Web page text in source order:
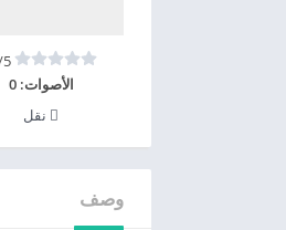
الأصوات:0
نقل
وصف